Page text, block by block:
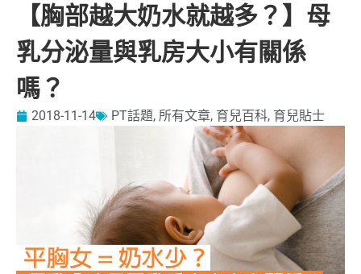
【胸部越大奶水就越多？】母
乳分泌量與乳房大小有關係
嗎？
2018-11-14 PT話題, 所有文章, 育兒百科, 育兒貼士